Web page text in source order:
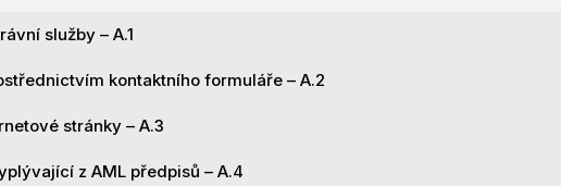
služby – A.1
údaje, zejména jméno a příjmení, IČ, DIČ, e-mailová adresa, telefon,
kontaktního formuláře – A.2
osobní údaje:
stránky – A.3
z AML předpisů – A.4